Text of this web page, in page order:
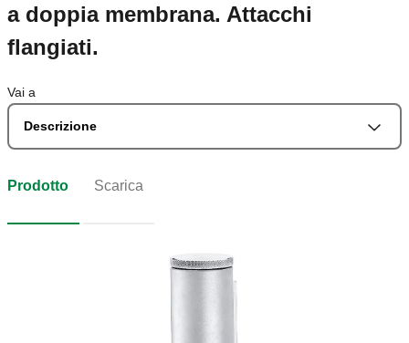
a doppia membrana. Attacchi
flangiati.
Vai a
Descrizione
Prodotto Scarica